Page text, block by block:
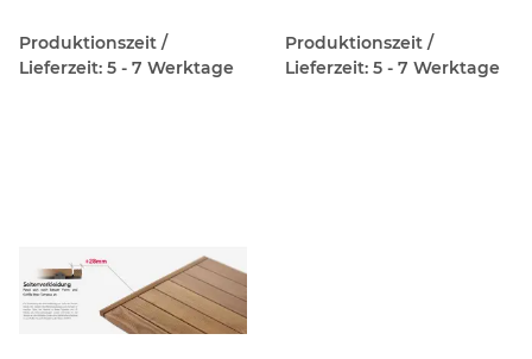
Produktionszeit /
Lieferzeit: 5 - 7 Werktage
Produktionszeit /
Lieferzeit: 5 - 7 Werktage